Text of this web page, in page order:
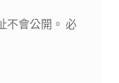
不會公開。 必